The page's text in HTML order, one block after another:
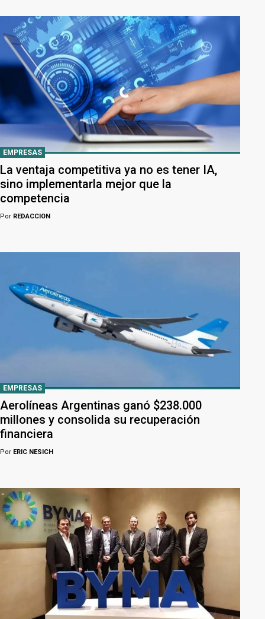
EMPRESAS
La ventaja competitiva ya no es tener IA,
sino implementarla mejor que la
competencia
Por REDACCION
EMPRESAS
Aerolíneas Argentinas ganó $238.000
millones y consolida su recuperación
financiera
Por ERIC NESICH